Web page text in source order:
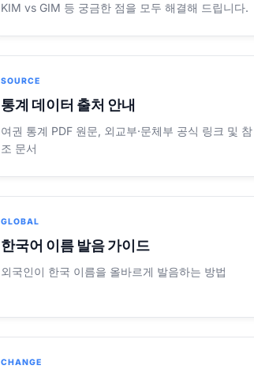
KIM vs GIM 등 궁금한 점을 모두 해결해 드립니다.
SOURCE
통계 데이터 출처 안내
여권 통계 PDF 원문, 외교부·문체부 공식 링크 및 참
조 문서
GLOBAL
한국어 이름 발음 가이드
외국인이 한국 이름을 올바르게 발음하는 방법
CHANGE